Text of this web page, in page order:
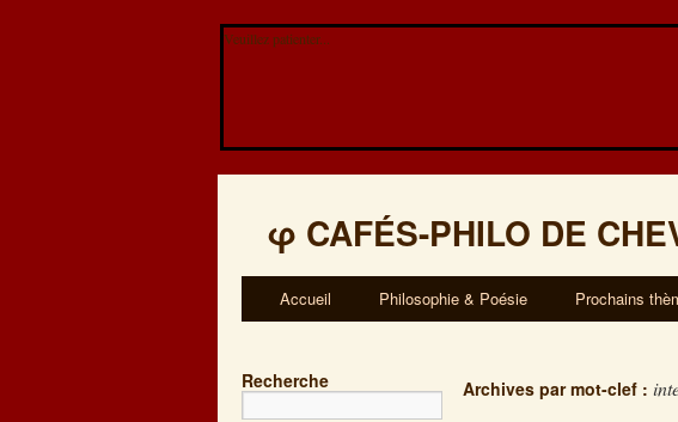
Veuillez patienter...
φ CAFÉS-PHILO DE
Accueil Philosophie & Poésie Prochains
Recherche Archives par mot-clef :